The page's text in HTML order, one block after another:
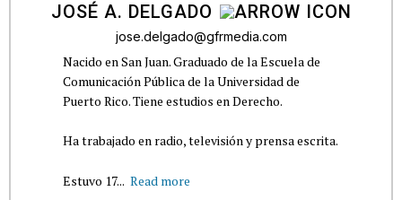
JOSÉ A. DELGADO
jose.delgado@gfrmedia.com
Nacido en San Juan. Graduado de la Escuela de
Comunicación Pública de la Universidad de
Puerto Rico. Tiene estudios en Derecho.
Ha trabajado en radio, televisión y prensa escrita.
Estuvo 17... Read more